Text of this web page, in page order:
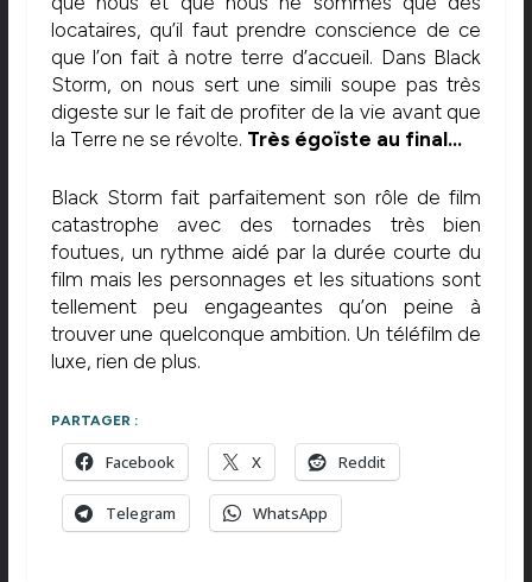
locataires, qu’il faut prendre conscience de ce
que l’on fait à notre terre d’accueil. Dans Black
Storm, on nous sert une simili soupe pas très
digeste sur le fait de profiter de la vie avant que
la Terre ne se révolte. Très égoïste au final…
Black Storm fait parfaitement son rôle de film
catastrophe avec des tornades très bien
foutues, un rythme aidé par la durée courte du
film mais les personnages et les situations sont
tellement peu engageantes qu’on peine à
trouver une quelconque ambition. Un téléfilm de
luxe, rien de plus.
PARTAGER :
Facebook X Reddit
Telegram WhatsApp